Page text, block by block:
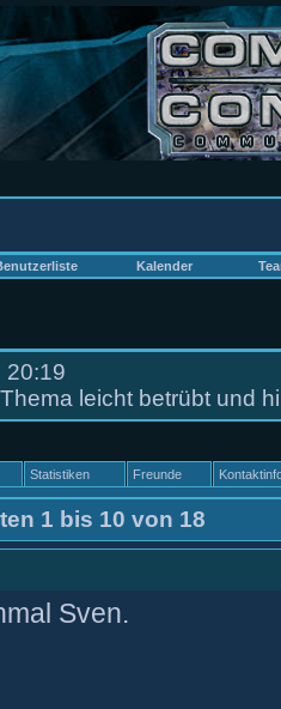
Kalender
20:19
leicht betrübt und
Statistiken Freunde
1 bis 10 von 18
Sven.